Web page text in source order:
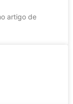
artigo de